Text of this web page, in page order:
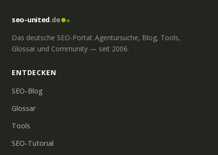
seo-united.de
Das deutsche SEO-Portal: Agentursuche, Blog, Tools,
Glossar und Community — seit 2006.
ENTDECKEN
SEO-Blog
Glossar
Tools
SEO-Tutorial